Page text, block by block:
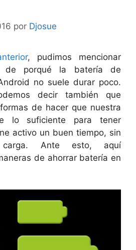
por Djosue
, pudimos mencionar
de porqué la batería de
no suele durar poco.
decir también que
de hacer que nuestra
lo suficiente para tener
activo un buen tiempo, sin
Ante esto, aquí
de ahorrar batería en